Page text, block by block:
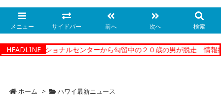
メニュー サイドバー 前へ 次へ 検索
HEADLINE
ィーコレクショナルセンターから勾留中の２０歳の男が脱走 情報提
ホーム > ハワイ最新ニュース